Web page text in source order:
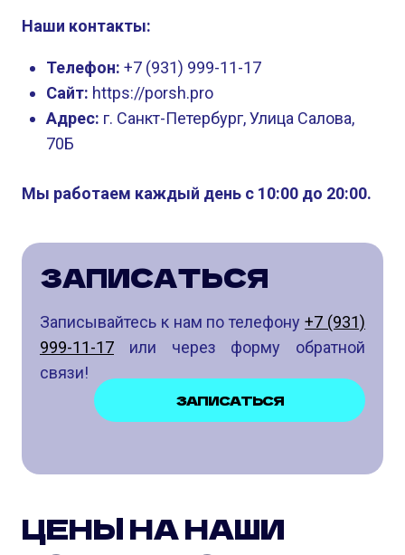
Наши контакты:
Телефон: +7 (931) 999-11-17
Сайт: https://porsh.pro
Адрес: г. Санкт-Петербург, Улица Салова,
70Б
Мы работаем каждый день с 10:00 до 20:00.
ЗАПИСАТЬСЯ
Записывайтесь к нам по телефону+7 (931)
999-11-17 или через форму обратной
связи!
ЗАПИСАТЬСЯ
ЦЕНЫ НА НАШИ